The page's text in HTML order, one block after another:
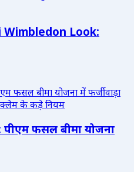
Wimbledon Look:
फसल बीमा योजना